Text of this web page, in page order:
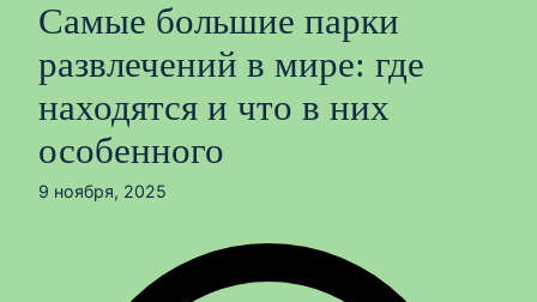
Самые большие парки
развлечений в мире: где
находятся и что в них
особенного
9 ноября, 2025